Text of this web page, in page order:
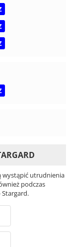
wystąpić utrudnienia
podczas
Stargard.